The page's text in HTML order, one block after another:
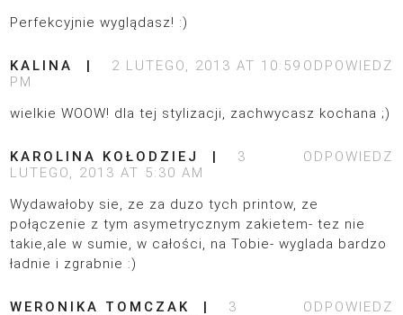
Perfekcyjnie wyglądasz! :)
ODPOWIEDZ
KALINA
2 LUTEGO, 2013 AT 10:59
PM
wielkie WOOW! dla tej stylizacji, zachwycasz kochana ;)
ODPOWIEDZ
KAROLINA KOŁODZIEJ
3
LUTEGO, 2013 AT 5:30 AM
Wydawałoby sie, ze za duzo tych printow, ze
połączenie z tym asymetrycznym zakietem- tez nie
takie,ale w sumie, w całości, na Tobie- wyglada bardzo
ładnie i zgrabnie :)
ODPOWIEDZ
WERONIKA TOMCZAK
3